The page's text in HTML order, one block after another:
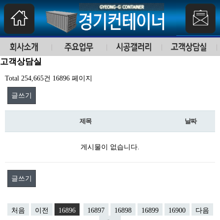
고객상담실
Total 254,665건 16896 페이지
글쓰기
제목 날짜
게시물이 없습니다.
글쓰기
처음 이전 16896 16897 16898 16899 16900
다음